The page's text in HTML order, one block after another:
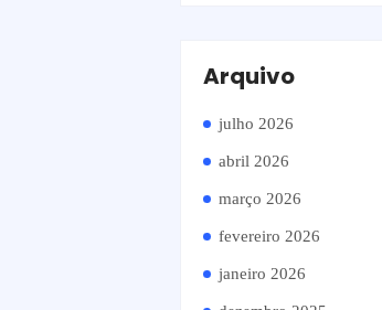
Arquivo
julho 2026
abril 2026
março 2026
fevereiro 2026
janeiro 2026